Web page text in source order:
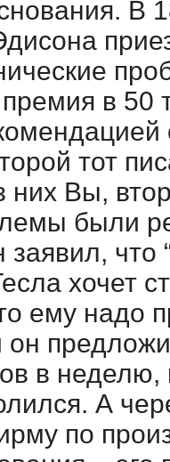
В
в 50
тот
Вы,
были
что
хочет
ему надо
в неделю,
А
по